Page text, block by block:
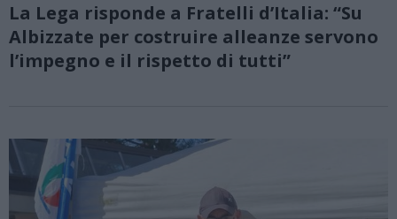
La Lega risponde a Fratelli d’Italia: “Su
Albizzate per costruire alleanze servono
l’impegno e il rispetto di tutti”